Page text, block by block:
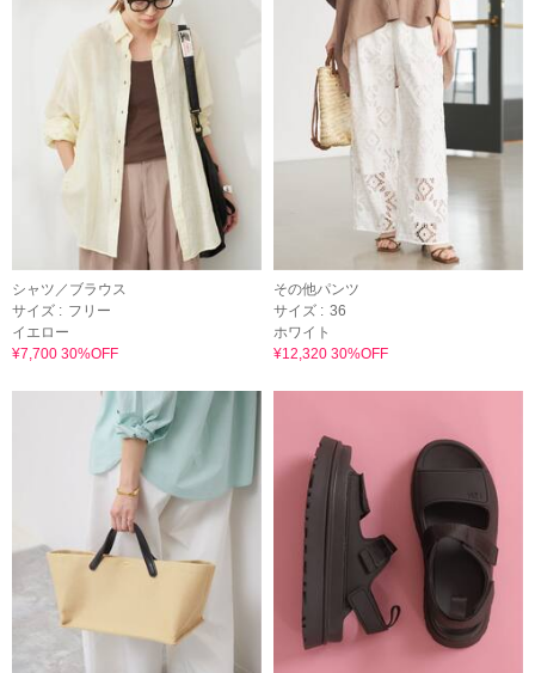
シャツ／ブラウス
サイズ : フリー
イエロー
¥7,700 30%OFF
その他パンツ
サイズ : 36
ホワイト
¥12,320 30%OFF